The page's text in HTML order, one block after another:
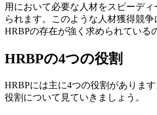
用において必要な人材をスピーデ
られます。このような人材獲得競争
HRBPの存在が強く求められている
HRBPの4つの役割
HRBPには主に4つの役割がありま
役割について見ていきましょう。